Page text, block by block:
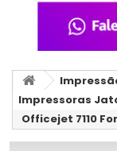
Impressoras
Officejet 7110